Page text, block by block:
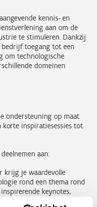
kennis- en
aan om de
te stimuleren. Dankzij
bedrijf toegang tot een
om technologische
domeinen
ondersteuning op maat
inspiratiesessies tot
aan:
krijg je waardevolle
rond een thema rond
keynotes,